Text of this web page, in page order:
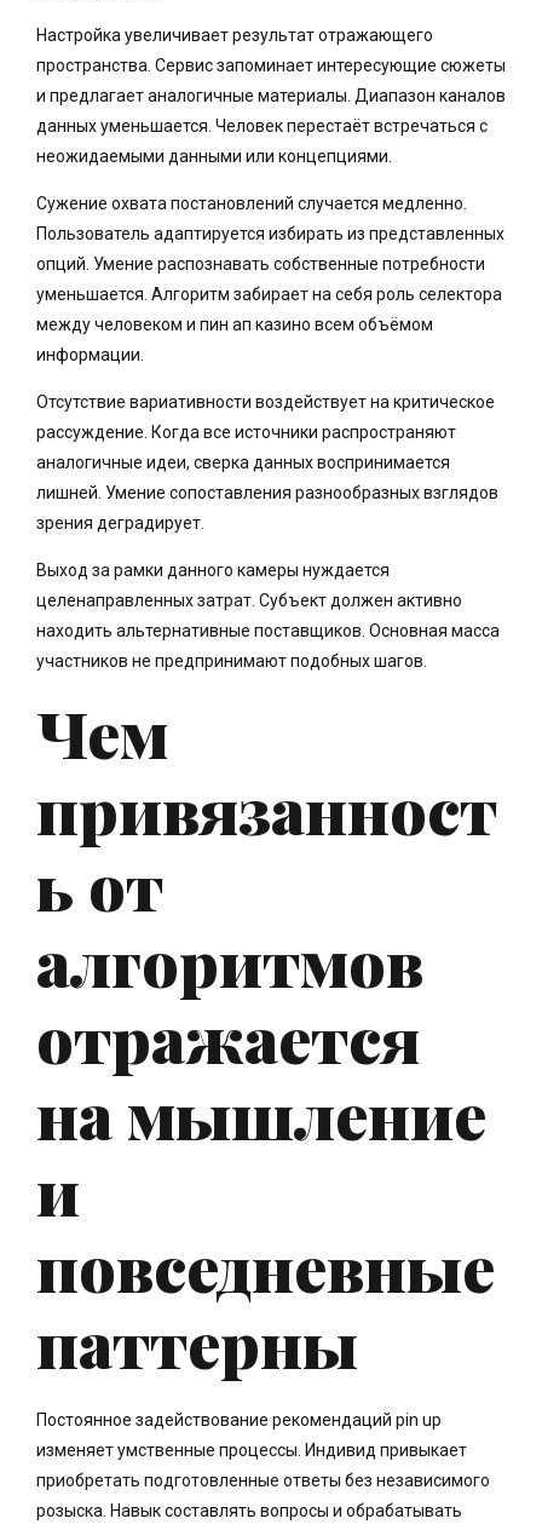
Настройка увеличивает результат отражающего
пространства. Сервис запоминает интересующие сюжеты
и предлагает аналогичные материалы. Диапазон каналов
данных уменьшается. Человек перестаёт встречаться с
неожидаемыми данными или концепциями.
Сужение охвата постановлений случается медленно.
Пользователь адаптируется избирать из представленных
опций. Умение распознавать собственные потребности
уменьшается. Алгоритм забирает на себя роль селектора
между человеком и пин ап казино всем объёмом
информации.
Отсутствие вариативности воздействует на критическое
рассуждение. Когда все источники распространяют
аналогичные идеи, сверка данных воспринимается
лишней. Умение сопоставления разнообразных взглядов
зрения деградирует.
Выход за рамки данного камеры нуждается
целенаправленных затрат. Субъект должен активно
находить альтернативные поставщиков. Основная масса
участников не предпринимают подобных шагов.
Чем
привязанност
ь от
алгоритмов
отражается
на мышление
и
повседневные
паттерны
Постоянное задействование рекомендаций pin up
изменяет умственные процессы. Индивид привыкает
приобретать подготовленные ответы без независимого
розыска. Навык составлять вопросы и обрабатывать